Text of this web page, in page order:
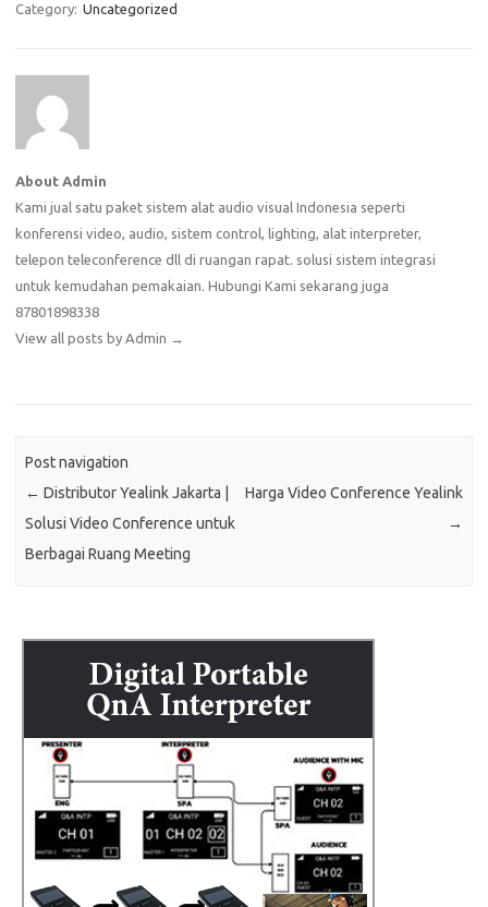
Category: Uncategorized
About Admin
Kami jual satu paket sistem alat audio visual Indonesia seperti
konferensi video, audio, sistem control, lighting, alat interpreter,
telepon teleconference dll di ruangan rapat. solusi sistem integrasi
untuk kemudahan pemakaian. Hubungi Kami sekarang juga
87801898338
View all posts by Admin →
Post navigation
← Distributor Yealink Jakarta |
Solusi Video Conference untuk
Berbagai Ruang Meeting
Harga Video Conference Yealink
→